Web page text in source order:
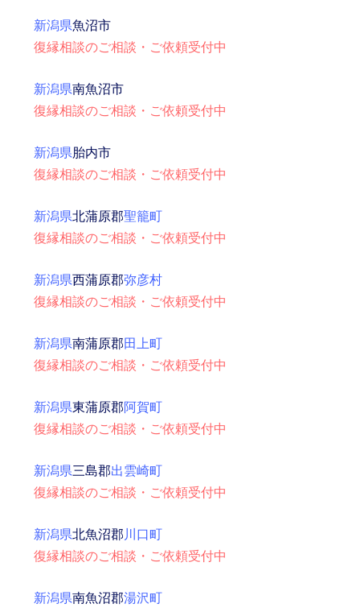
新潟県魚沼市
復縁相談のご相談・ご依頼受付中
新潟県南魚沼市
復縁相談のご相談・ご依頼受付中
新潟県胎内市
復縁相談のご相談・ご依頼受付中
新潟県北蒲原郡聖籠町
復縁相談のご相談・ご依頼受付中
新潟県西蒲原郡弥彦村
復縁相談のご相談・ご依頼受付中
新潟県南蒲原郡田上町
復縁相談のご相談・ご依頼受付中
新潟県東蒲原郡阿賀町
復縁相談のご相談・ご依頼受付中
新潟県三島郡出雲崎町
復縁相談のご相談・ご依頼受付中
新潟県北魚沼郡 川口町
復縁相談のご相談・ご依頼受付中
新潟県南魚沼郡湯沢町